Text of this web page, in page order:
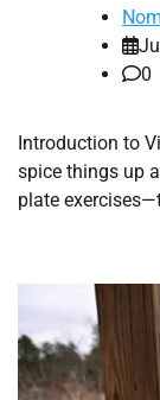
0
Introduction to
spice things up
plate